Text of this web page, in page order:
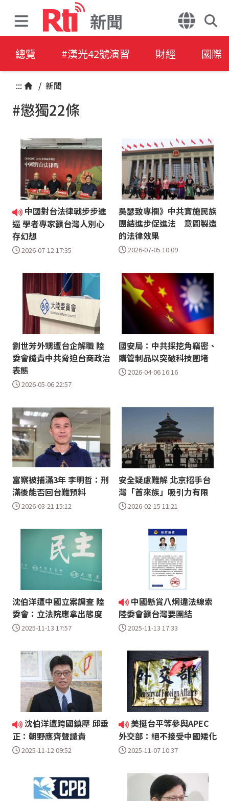
新聞
總覽 #漢光42號演習 財經 國際
::: / 新聞
#懲獨22條
中國對台法律戰步步進
逼 學者專家籲台灣人別心
存幻想
2026-07-12 17:35
吳瑟致專欄》中共實施民族
團結進步促進法 意圖製造
的法律效果
2026-07-05 10:09
劉世芳外甥遭台企解職 陸
委會譴責中共脅迫台商政治
表態
2026-05-06 22:57
國安局：中共採挖角竊密、
購管制品以突破科技圍堵
2026-04-06 16:16
富察被捕滿3年 李明哲：刑
滿後能否回台難預料
2026-03-21 15:12
安全疑慮難解 北京招手台
灣「首來族」吸引力有限
2026-02-15 11:21
沈伯洋遭中國立案調查 陸
委會：立法院應拿出態度
2025-11-13 17:57
中國懸賞八炯違法線索
陸委會籲台灣要團結
2025-11-13 17:33
沈伯洋遭跨國鎮壓 邱垂
正：朝野應齊聲譴責
2025-11-12 09:52
美挺台平等參與APEC
外交部：絕不接受中國矮化
2025-11-07 10:37